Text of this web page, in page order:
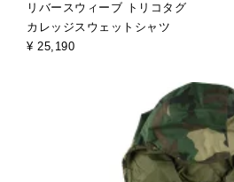
リバースウィーブ トリコタグ
カレッジスウェットシャツ
¥ 25,190